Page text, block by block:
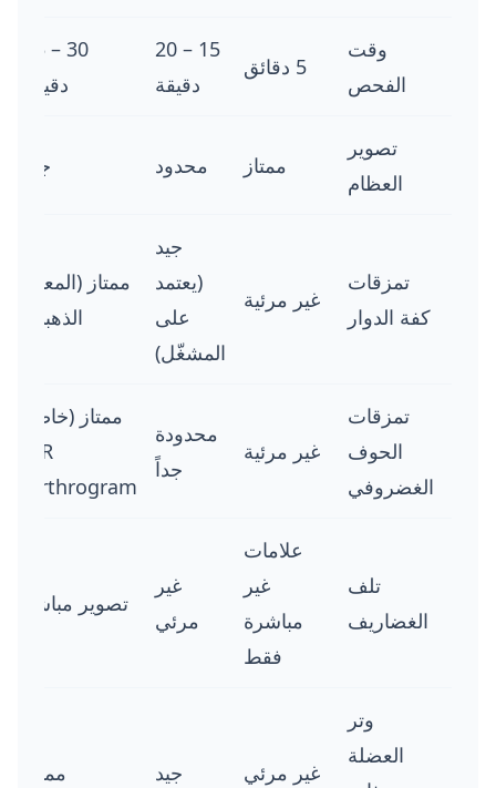
وقت
الفحص
5 دقائق
15 – 20
دقيقة
30 – 45
دقيقة
تصوير
العظام
ممتاز محدود جيد
تمزقات
كفة الدوار
غير مرئية
جيد
(يعتمد
على
المشغّل)
ممتاز (المعيار
الذهبي)
تمزقات
الحوف
الغضروفي
غير مرئية
محدودة
جداً
ممتاز (خاصة
MR
arthrogram)
تلف
الغضاريف
علامات
غير
مباشرة
فقط
غير
مرئي
تصوير مباشر
وتر
العضلة
غير مرئي جيد ممتاز